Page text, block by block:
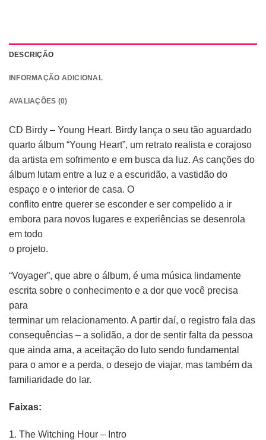
DESCRIÇÃO
INFORMAÇÃO ADICIONAL
AVALIAÇÕES (0)
CD Birdy – Young Heart. Birdy lança o seu tão aguardado
quarto álbum “Young Heart”, um retrato realista e corajoso
da artista em sofrimento e em busca da luz. As canções do
álbum lutam entre a luz e a escuridão, a vastidão do
espaço e o interior de casa. O
conflito entre querer se esconder e ser compelido a ir
embora para novos lugares e experiências se desenrola
em todo
o projeto.
“Voyager”, que abre o álbum, é uma música lindamente
escrita sobre o conhecimento e a dor que você precisa
para
terminar um relacionamento. A partir daí, o registro fala das
consequências – a solidão, a dor de sentir falta da pessoa
que ainda ama, a aceitação do luto sendo fundamental
para o amor e a perda, o desejo de viajar, mas também da
familiaridade do lar.
Faixas:
1. The Witching Hour – Intro